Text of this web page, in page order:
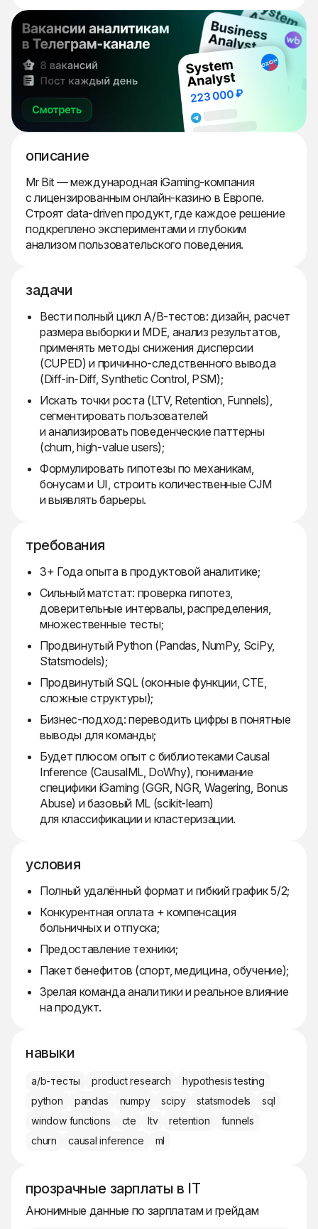
описание
Mr Bit — международная iGaming-компания
с лицензированным онлайн-казино в Европе.
Строят data-driven продукт, где каждое решение
подкреплено экспериментами и глубоким
анализом пользовательского поведения.
задачи
Вести полный цикл A/B-тестов: дизайн, расчет
размера выборки и MDE, анализ результатов,
применять методы снижения дисперсии
(CUPED) и причинно-следственного вывода
(Diff-in-Diff, Synthetic Control, PSM);
Искать точки роста (LTV, Retention, Funnels),
сегментировать пользователей
и анализировать поведенческие паттерны
(churn, high-value users);
Формулировать гипотезы по механикам,
бонусам и UI, строить количественные CJM
и выявлять барьеры.
требования
3+ Года опыта в продуктовой аналитике;
Сильный матстат: проверка гипотез,
доверительные интервалы, распределения,
множественные тесты;
Продвинутый Python (Pandas, NumPy, SciPy,
Statsmodels);
Продвинутый SQL (оконные функции, CTE,
сложные структуры);
Бизнес-подход: переводить цифры в понятные
выводы для команды;
Будет плюсом опыт с библиотеками Causal
Inference (CausalML, DoWhy), понимание
специфики iGaming (GGR, NGR, Wagering, Bonus
Abuse) и базовый ML (scikit-learn)
для классификации и кластеризации.
условия
Полный удалённый формат и гибкий график 5/2;
Конкурентная оплата + компенсация
больничных и отпуска;
Предоставление техники;
Пакет бенефитов (спорт, медицина, обучение);
Зрелая команда аналитики и реальное влияние
на продукт.
навыки
a/b-тесты product research
hypothesis testing
python
pandas numpy scipy statsmodels
sql
window functions
cte ltv retention
funnels
churn
causal inference ml
прозрачные зарплаты в IT
Анонимные данные по зарплатам и грейдам